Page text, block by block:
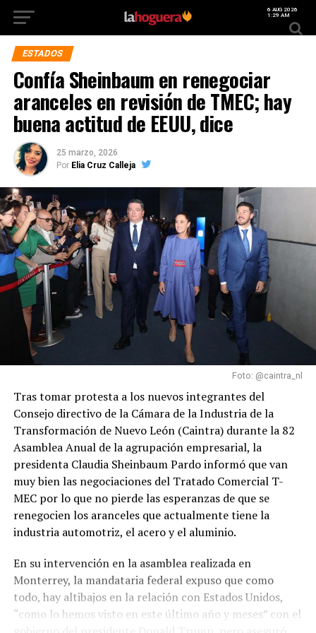
6 AUG 2026
1:29 AM
ESTADOS
Confía Sheinbaum en renegociar
aranceles en revisión de TMEC; hay
buena actitud de EEUU, dice
25 marzo, 2026
Por Elia Cruz Calleja
Foto: @caintra_nl
Tras tomar protesta a los nuevos integrantes del
Consejo directivo de la Cámara de la Industria de la
Transformación de Nuevo León (Caintra) durante la 82
Asamblea Anual de la agrupación empresarial, la
presidenta Claudia Sheinbaum Pardo informó que van
muy bien las negociaciones del Tratado Comercial T-
MEC por lo que no pierde las esperanzas de que se
renegocien los aranceles que actualmente tiene la
industria automotriz, el acero y el aluminio.
En su intervención en la asamblea realizada en
Monterrey, la mandataria federal expuso que como
todo, hay altibajos en la relación con Estados Unidos,
“como lo hemos visto en este último año y meses” con el